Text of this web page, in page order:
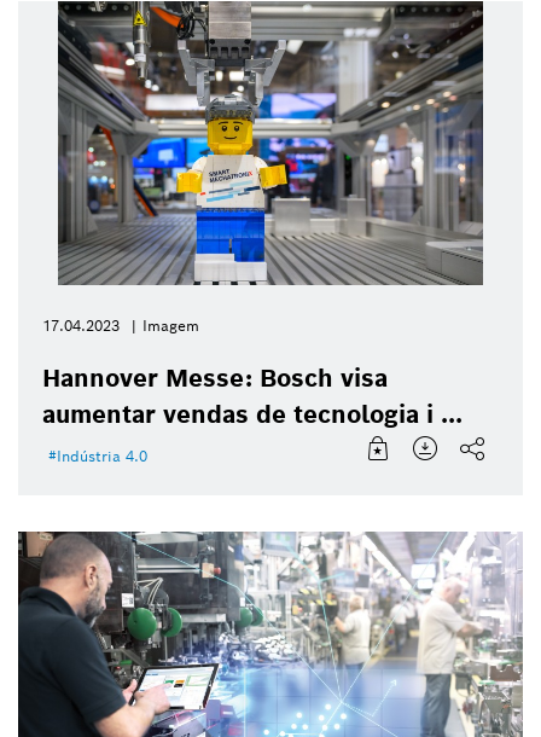
17.04.2023 Imagem
Hannover Messe: Bosch visa
aumentar vendas de tecnologia i ...
Indústria 4.0